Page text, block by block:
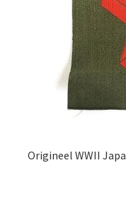
Origineel WWII